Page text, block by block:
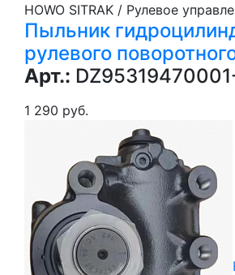
HOWO SITRAK / Рулевое
Пыльник
рулевого
Арт.:
1 290 руб.